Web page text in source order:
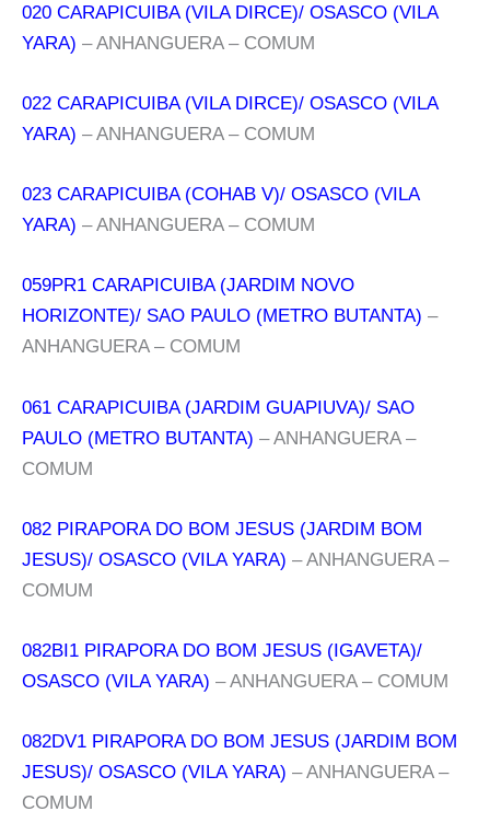
020 CARAPICUIBA (VILA DIRCE)/ OSASCO (VILA
YARA) – ANHANGUERA – COMUM
022 CARAPICUIBA (VILA DIRCE)/ OSASCO (VILA
YARA) – ANHANGUERA – COMUM
023 CARAPICUIBA (COHAB V)/ OSASCO (VILA
YARA) – ANHANGUERA – COMUM
059PR1 CARAPICUIBA (JARDIM NOVO
HORIZONTE)/ SAO PAULO (METRO BUTANTA) –
ANHANGUERA – COMUM
061 CARAPICUIBA (JARDIM GUAPIUVA)/ SAO
PAULO (METRO BUTANTA) – ANHANGUERA –
COMUM
082 PIRAPORA DO BOM JESUS (JARDIM BOM
JESUS)/ OSASCO (VILA YARA) – ANHANGUERA –
COMUM
082BI1 PIRAPORA DO BOM JESUS (IGAVETA)/
OSASCO (VILA YARA) – ANHANGUERA – COMUM
082DV1 PIRAPORA DO BOM JESUS (JARDIM BOM
JESUS)/ OSASCO (VILA YARA) – ANHANGUERA –
COMUM